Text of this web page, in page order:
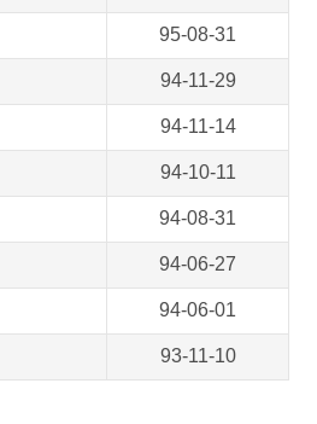
95-08-31
94-11-29
94-11-14
94-10-11
94-08-31
94-06-27
94-06-01
93-11-10